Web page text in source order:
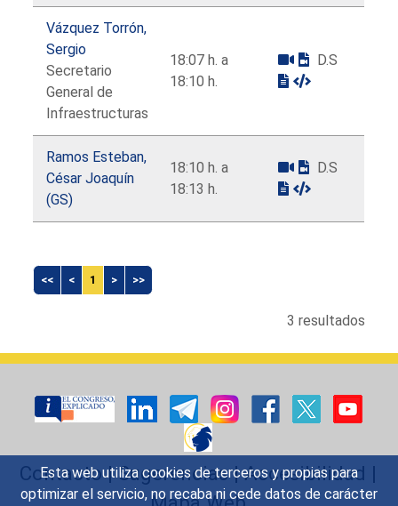
Esta web utiliza cookies de terceros y propias para
optimizar el servicio, no recaba ni cede datos de carácter
Vázquez Torrón,
Sergio
Secretario
General de
Infraestructuras
18:07 h. a
18:10 h.
D.S
Ramos Esteban,
César Joaquín
(GS)
18:10 h. a
18:13 h.
D.S
<< < 1 > >>
3 resultados
Contacto|Sugerencias|Accesibilidad |